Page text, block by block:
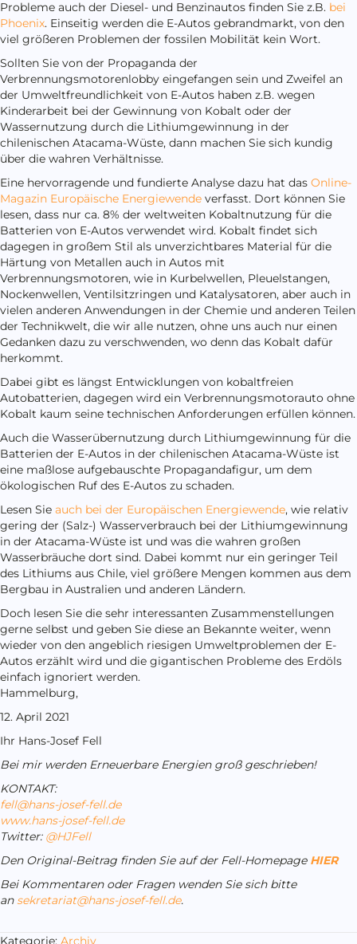
Probleme auch der Diesel- und Benzinautos finden Sie z.B. bei
Phoenix. Einseitig werden die E-Autos gebrandmarkt, von den
viel größeren Problemen der fossilen Mobilität kein Wort.
Sollten Sie von der Propaganda der
Verbrennungsmotorenlobby eingefangen sein und Zweifel an
der Umweltfreundlichkeit von E-Autos haben z.B. wegen
Kinderarbeit bei der Gewinnung von Kobalt oder der
Wassernutzung durch die Lithiumgewinnung in der
chilenischen Atacama-Wüste, dann machen Sie sich kundig
über die wahren Verhältnisse.
Eine hervorragende und fundierte Analyse dazu hat das Online-
Magazin Europäische Energiewende verfasst. Dort können Sie
lesen, dass nur ca. 8% der weltweiten Kobaltnutzung für die
Batterien von E-Autos verwendet wird. Kobalt findet sich
dagegen in großem Stil als unverzichtbares Material für die
Härtung von Metallen auch in Autos mit
Verbrennungsmotoren, wie in Kurbelwellen, Pleuelstangen,
Nockenwellen, Ventilsitzringen und Katalysatoren, aber auch in
vielen anderen Anwendungen in der Chemie und anderen Teilen
der Technikwelt, die wir alle nutzen, ohne uns auch nur einen
Gedanken dazu zu verschwenden, wo denn das Kobalt dafür
herkommt.
Dabei gibt es längst Entwicklungen von kobaltfreien
Autobatterien, dagegen wird ein Verbrennungsmotorauto ohne
Kobalt kaum seine technischen Anforderungen erfüllen können.
Auch die Wasserübernutzung durch Lithiumgewinnung für die
Batterien der E-Autos in der chilenischen Atacama-Wüste ist
eine maßlose aufgebauschte Propagandafigur, um dem
ökologischen Ruf des E-Autos zu schaden.
Lesen Sie auch bei der Europäischen Energiewende, wie relativ
gering der (Salz-) Wasserverbrauch bei der Lithiumgewinnung
in der Atacama-Wüste ist und was die wahren großen
Wasserbräuche dort sind. Dabei kommt nur ein geringer Teil
des Lithiums aus Chile, viel größere Mengen kommen aus dem
Bergbau in Australien und anderen Ländern.
Doch lesen Sie die sehr interessanten Zusammenstellungen
gerne selbst und geben Sie diese an Bekannte weiter, wenn
wieder von den angeblich riesigen Umweltproblemen der E-
Autos erzählt wird und die gigantischen Probleme des Erdöls
einfach ignoriert werden.
Hammelburg,
12. April 2021
Ihr Hans-Josef Fell
Bei mir werden Erneuerbare Energien groß geschrieben!
KONTAKT:
fell@hans-josef-fell.de
www.hans-josef-fell.de
Twitter: @HJFell
Den Original-Beitrag finden Sie auf der Fell-Homepage HIER
Bei Kommentaren oder Fragen wenden Sie sich bitte
ansekretariat@hans-josef-fell.de.
Kategorie: Archiv